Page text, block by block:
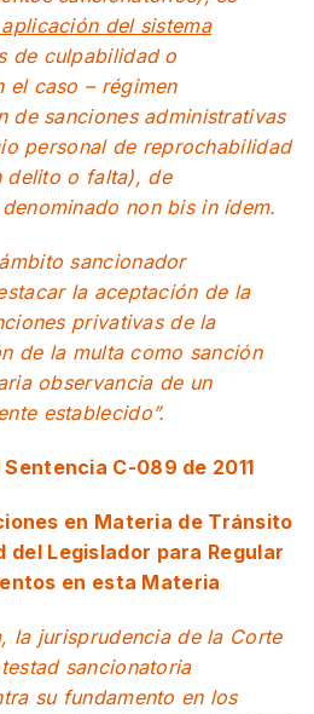
del sistema
de culpabilidad o
el caso – régimen
de sanciones administrativas
personal de reprochabilidad
delito o falta), de
non bis in ídem.
sancionador
la aceptación de la
privativas de la
de la multa como sanción
observancia de un
establecido”.
C-089 de 2011
en Materia de Tránsito
Legislador para Regular
en esta Materia
la jurisprudencia de la Corte
sancionatoria
su fundamento en los